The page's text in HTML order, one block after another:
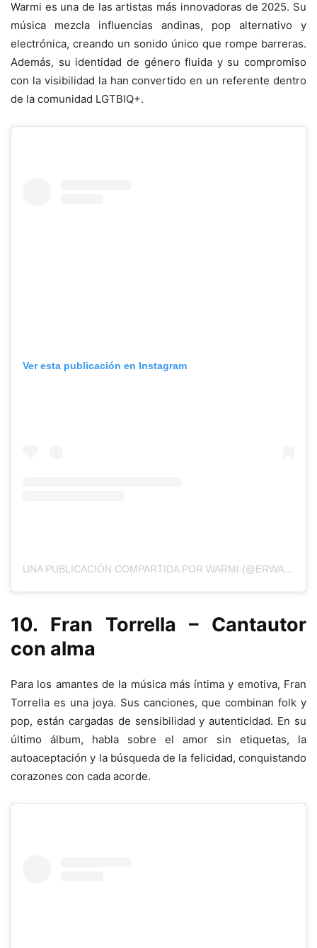
Warmi es una de las artistas más innovadoras de 2025. Su
música mezcla influencias andinas, pop alternativo y
electrónica, creando un sonido único que rompe barreras.
Además, su identidad de género fluida y su compromiso
con la visibilidad la han convertido en un referente dentro
de la comunidad LGTBIQ+.
Ver esta publicación en Instagram
UNA PUBLICACIÓN COMPARTIDA POR WARMI (@ERWARMI)
10. Fran Torrella – Cantautor
con alma
Para los amantes de la música más íntima y emotiva, Fran
Torrella es una joya. Sus canciones, que combinan folk y
pop, están cargadas de sensibilidad y autenticidad. En su
último álbum, habla sobre el amor sin etiquetas, la
autoaceptación y la búsqueda de la felicidad, conquistando
corazones con cada acorde.